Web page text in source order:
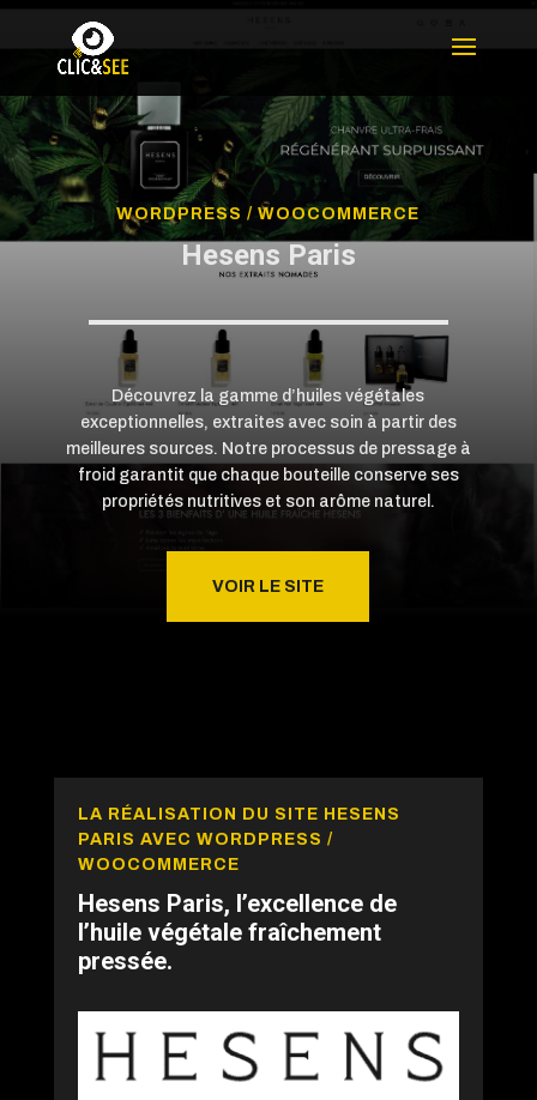
WORDPRESS / WOOCOMMERCE
Hesens Paris
Découvrez la gamme d’huiles végétales
exceptionnelles, extraites avec soin à partir des
meilleures sources. Notre processus de pressage à
froid garantit que chaque bouteille conserve ses
propriétés nutritives et son arôme naturel.
VOIR LE SITE
LA RÉALISATION DU SITE HESENS
PARIS AVEC WORDPRESS /
WOOCOMMERCE
Hesens Paris, l’excellence de
l’huile végétale fraîchement
pressée.